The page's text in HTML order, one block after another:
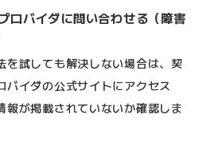
ロバイダに問い合わせる（障害
を試しても解決しない場合は、契
イダの公式サイトにアクセス
報が掲載されていないか確認しま